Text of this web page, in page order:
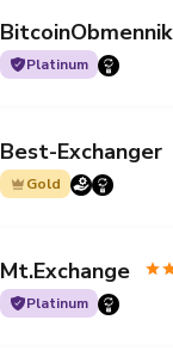
BitcoinObmennik
Platinum
Best-Exchanger
Gold
Mt.Exchange
Platinum